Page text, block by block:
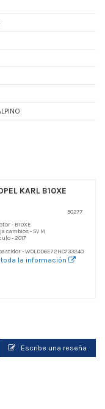
KARL B10XE
50277
- B10XE
cambios - 5V M
- 2017
- W0LDD6E72HC733240
toda la información
Escribe una reseña